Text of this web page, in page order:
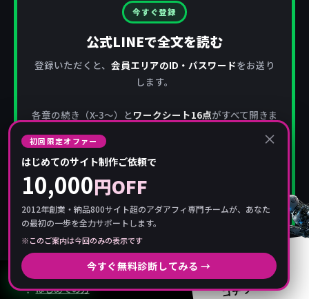
今すぐ登録
公式LINEで全文を読む
登録いただくと、 会員エリアのID・パスワードをお送り
します。
各章の続き（X-3〜）とワークシート16点がすべて開きま
今すぐ無料で全文を読む ▶
※メールアドレス不要。
はじめての方
お問い合わせは
コチラ
×
初回限定オファー
はじめてのサイト制作ご依頼で
10,000円OFF
2012年創業・納品800サイト超のアダアフィ専門チームが、あなた
の最初の一歩を全力サポートします。
※このご案内は今回のみの表示です
今すぐ無料診断してみる →